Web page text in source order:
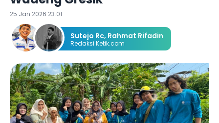
25 Jan 2026 23:01
Sutejo Rc, Rahmat Rifadin
Redaksi Ketik.com